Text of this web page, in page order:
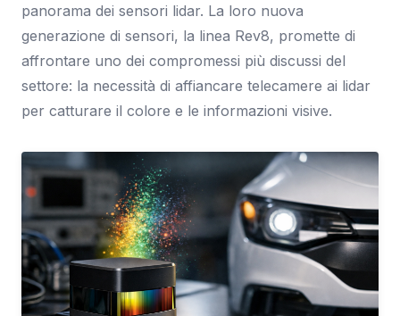
panorama dei sensori lidar. La loro nuova
generazione di sensori, la linea Rev8, promette di
affrontare uno dei compromessi più discussi del
settore: la necessità di affiancare telecamere ai lidar
per catturare il colore e le informazioni visive.